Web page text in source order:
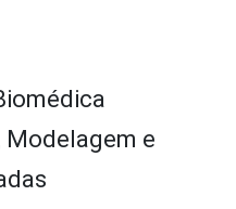
Modelagem e